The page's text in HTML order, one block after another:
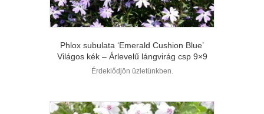
Phlox subulata ‘Emerald Cushion Blue’
Világos kék – Árlevelű lángvirág csp 9×9
Érdeklődjön üzletünkben.